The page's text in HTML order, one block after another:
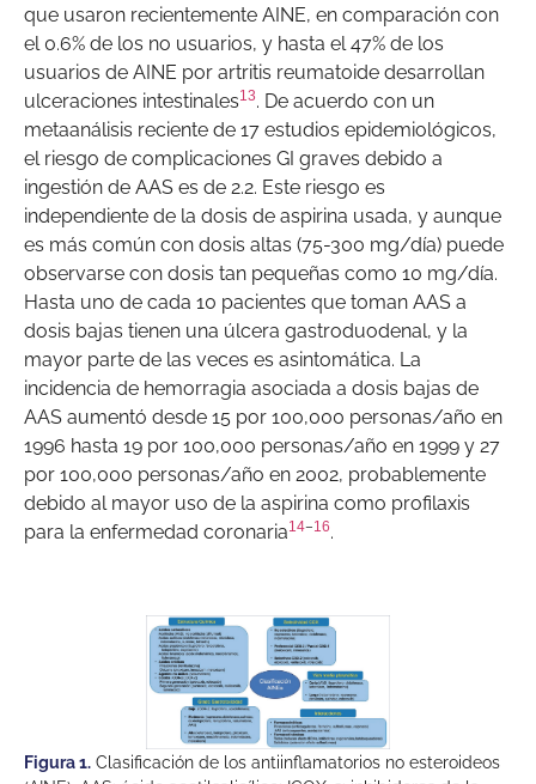
que usaron recientemente AINE, en comparación con
el 0.6% de los no usuarios, y hasta el 47% de los
usuarios de AINE por artritis reumatoide desarrollan
ulceraciones intestinales13. De acuerdo con un
metaanálisis reciente de 17 estudios epidemiológicos,
el riesgo de complicaciones GI graves debido a
ingestión de AAS es de 2.2. Este riesgo es
independiente de la dosis de aspirina usada, y aunque
es más común con dosis altas (75-300 mg/día) puede
observarse con dosis tan pequeñas como 10 mg/día.
Hasta uno de cada 10 pacientes que toman AAS a
dosis bajas tienen una úlcera gastroduodenal, y la
mayor parte de las veces es asintomática. La
incidencia de hemorragia asociada a dosis bajas de
AAS aumentó desde 15 por 100,000 personas/año en
1996 hasta 19 por 100,000 personas/año en 1999 y 27
por 100,000 personas/año en 2002, probablemente
debido al mayor uso de la aspirina como profilaxis
para la enfermedad coronaria14–16.
Figura 1. Clasificación de los antiinflamatorios no esteroideos